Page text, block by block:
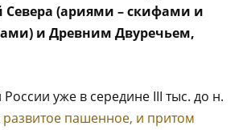
(ариями – скифами и
и Древним Двуречьем,
уже в середине III тыс. до н.
развитое пашенное, и притом